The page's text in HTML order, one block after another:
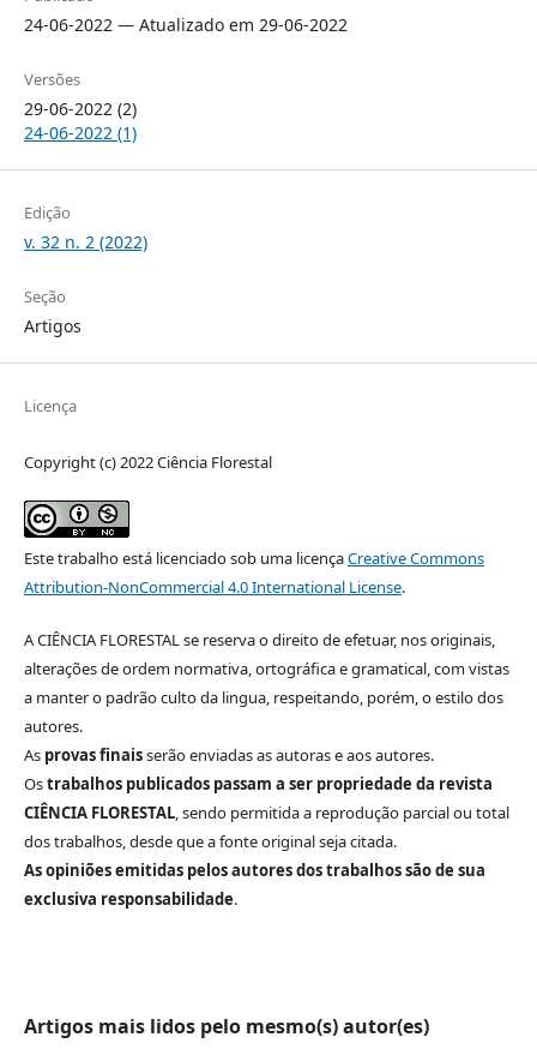
24-06-2022 — Atualizado em 29-06-2022
Versões
29-06-2022 (2)
24-06-2022 (1)
Edição
v. 32 n. 2 (2022)
Seção
Artigos
Licença
Copyright (c) 2022 Ciência Florestal
Este trabalho está licenciado sob uma licençaCreative Commons
Attribution-NonCommercial 4.0 International License.
A CIÊNCIA FLORESTAL se reserva o direito de efetuar, nos originais,
alterações de ordem normativa, ortográfica e gramatical, com vistas
a manter o padrão culto da lingua, respeitando, porém, o estilo dos
autores.
As provas finaisserão enviadas as autoras e aos autores.
Ostrabalhos publicados passam a ser propriedade da revista
CIÊNCIA FLORESTAL, sendo permitida a reprodução parcial ou total
dos trabalhos, desde que a fonte original seja citada.
As opiniões emitidas pelos autores dos trabalhos são de sua
exclusiva responsabilidade.
Artigos mais lidos pelo mesmo(s) autor(es)